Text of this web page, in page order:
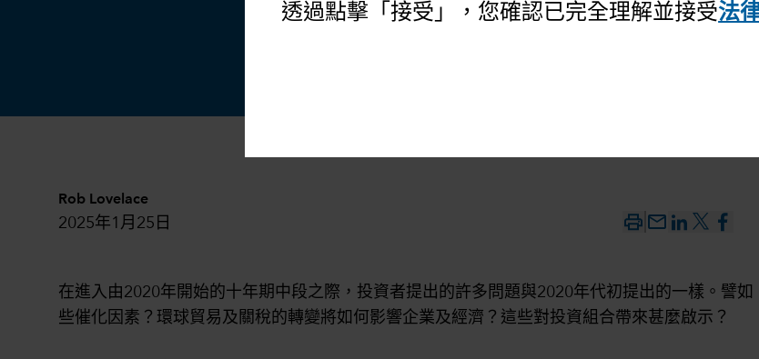
透過點擊「接受」，您確認已完全理解並接受法
Rob Lovelace
2025年1月25日 mail_outline
在進入由2020年開始的十年期中段之際，投資者提出的許多問題與2020年代初提出的一樣。譬
些催化因素？環球貿易及關稅的轉變將如何影響企業及經濟？這些對投資組合帶來甚麼啟示？